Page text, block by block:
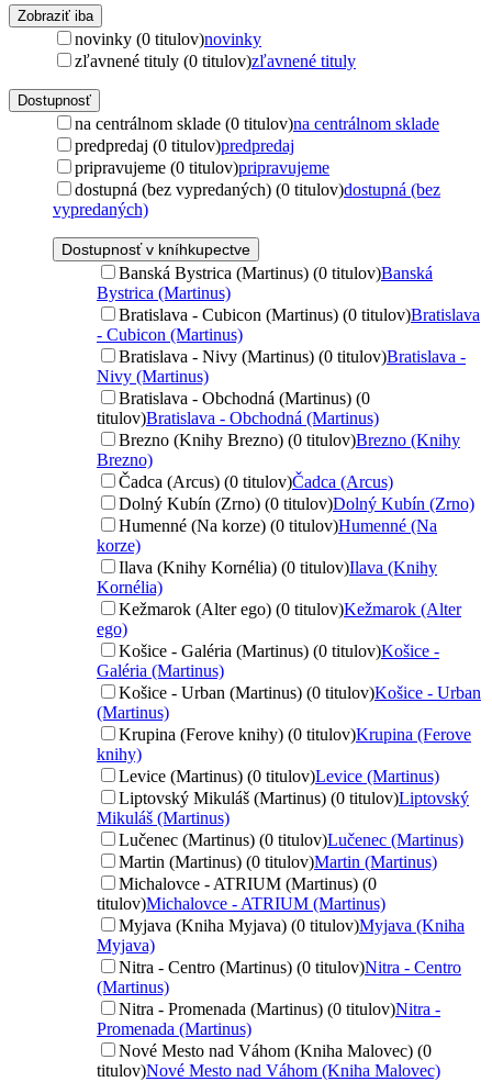
Zobraziť iba
novinky (0 titulov)novinky
zľavnené tituly (0 titulov)zľavnené tituly
Dostupnosť
na centrálnom sklade (0 titulov)na centrálnom sklade
predpredaj (0 titulov)predpredaj
pripravujeme (0 titulov)pripravujeme
dostupná (bez vypredaných) (0 titulov)dostupná (bez
vypredaných)
Dostupnosť v kníhkupectve
Banská Bystrica (Martinus) (0 titulov)Banská
Bystrica (Martinus)
Bratislava - Cubicon (Martinus) (0 titulov)Bratislava
- Cubicon (Martinus)
Bratislava - Nivy (Martinus) (0 titulov)Bratislava -
Nivy (Martinus)
Bratislava - Obchodná (Martinus) (0
titulov)Bratislava - Obchodná (Martinus)
Brezno (Knihy Brezno) (0 titulov)Brezno (Knihy
Brezno)
Čadca (Arcus) (0 titulov)Čadca (Arcus)
Dolný Kubín (Zrno) (0 titulov)Dolný Kubín (Zrno)
Humenné (Na korze) (0 titulov)Humenné (Na
korze)
Ilava (Knihy Kornélia) (0 titulov)Ilava (Knihy
Kornélia)
Kežmarok (Alter ego) (0 titulov)Kežmarok (Alter
ego)
Košice - Galéria (Martinus) (0 titulov)Košice -
Galéria (Martinus)
Košice - Urban (Martinus) (0 titulov)Košice - Urban
(Martinus)
Krupina (Ferove knihy) (0 titulov)Krupina (Ferove
knihy)
Levice (Martinus) (0 titulov)Levice (Martinus)
Liptovský Mikuláš (Martinus) (0 titulov)Liptovský
Mikuláš (Martinus)
Lučenec (Martinus) (0 titulov)Lučenec (Martinus)
Martin (Martinus) (0 titulov)Martin (Martinus)
Michalovce - ATRIUM (Martinus) (0
titulov)Michalovce - ATRIUM (Martinus)
Myjava (Kniha Myjava) (0 titulov)Myjava (Kniha
Myjava)
Nitra - Centro (Martinus) (0 titulov)Nitra - Centro
(Martinus)
Nitra - Promenada (Martinus) (0 titulov)Nitra -
Promenada (Martinus)
Nové Mesto nad Váhom (Kniha Malovec) (0
titulov)Nové Mesto nad Váhom (Kniha Malovec)